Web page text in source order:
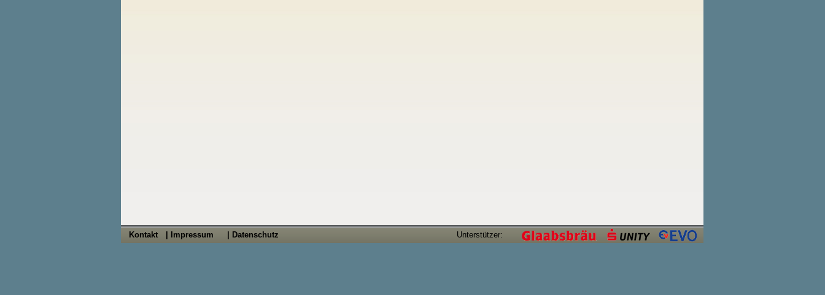
Unterstützer:
Kontakt | Impressum | Datenschutz